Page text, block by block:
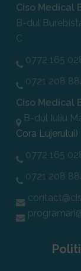
Ciso Medical
B-dul
C
0772 165
0721 208
Ciso Medical
B-dul Iuliu
Cora Lujerului)
0772 165
0721 208